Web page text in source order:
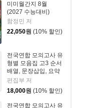
미미월간지 8월
(2027 수능대비)
함정민 저
22,050원 (10% 할인)
전국연합 모의고사 유
형별 모음집 고3 순서
배열, 문장삽입, 요약
문 완성 340제 (원문
제 170 + 지문변형 변
형문제 170)
편집부 저
18,000원 (10% 할인)
전국연합 모의고사 유